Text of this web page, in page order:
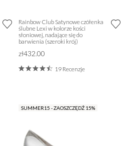
Rainbow Club Satynowe czółenka
ślubne Lexi w kolorze kości
słoniowej, nadające się do
barwienia (szeroki krój)
zł432.00
19 Recenzje
SUMMER15 - ZAOSZCZĘDŹ 15%